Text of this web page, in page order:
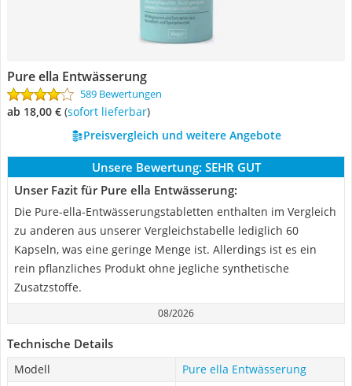
Pure ella Entwässerung
589 Bewertungen
ab 18,00 € ( Sofort lieferbar)
Preisvergleich und weitere Angebote
Unsere Bewertung: SEHR GUT
Unser Fazit für Pure ella Entwässerung:
Die Pure-ella-Entwässerungstabletten enthalten im Vergleich
zu anderen aus unserer Vergleichstabelle lediglich 60
Kapseln, was eine geringe Menge ist. Allerdings ist es ein
rein pflanzliches Produkt ohne jegliche synthetische
Zusatzstoffe.
08/2026
Technische Details
Modell
Pure ella Entwässerung